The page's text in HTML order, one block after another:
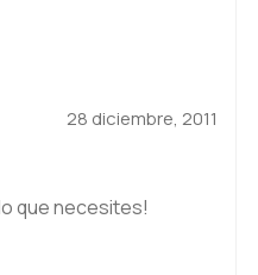
28 diciembre, 2011
que necesites!